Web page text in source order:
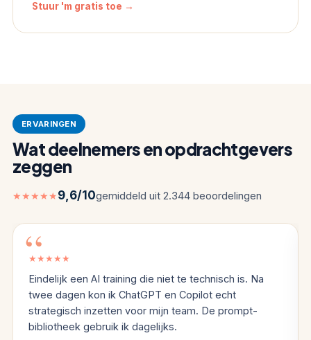
Stuur 'm gratis toe →
ERVARINGEN
Wat deelnemers en opdrachtgevers
zeggen
★★★★★9,6/10gemiddeld uit 2.344 beoordelingen
★★★★★
5 van de 5 sterren
Eindelijk een AI training die niet te technisch is. Na
twee dagen kon ik ChatGPT en Copilot echt
strategisch inzetten voor mijn team. De prompt-
bibliotheek gebruik ik dagelijks.